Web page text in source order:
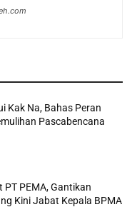
Kak Na, Bahas Peran
Pascabencana
PT PEMA, Gantikan
Kini Jabat Kepala BPMA